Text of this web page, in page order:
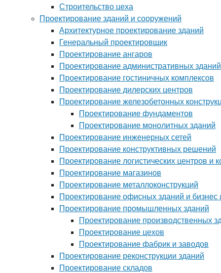
Строительство цеха
Проектирование зданий и сооружений
Архитектурное проектирование зданий
Генеральный проектировщик
Проектирование ангаров
Проектирование административных зданий
Проектирование гостиничных комплексов
Проектирование дилерских центров
Проектирование железобетонных
Проектирование фундаментов
Проектирование монолитных зданий
Проектирование инженерных сетей
Проектирование конструктивных решений
Проектирование логистических центров и
Проектирование магазинов
Проектирование металлоконструкций
Проектирование офисных зданий и бизнес
Проектирование промышленных зданий
Проектирование производственных
Проектирование цехов
Проектирование фабрик и заводов
Проектирование реконструкции зданий
Проектирование складов